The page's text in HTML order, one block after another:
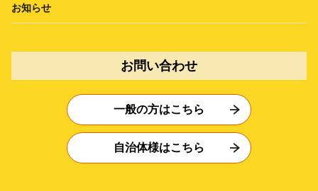
お知らせ
お問い合わせ
一般の方はこちら
自治体様はこちら